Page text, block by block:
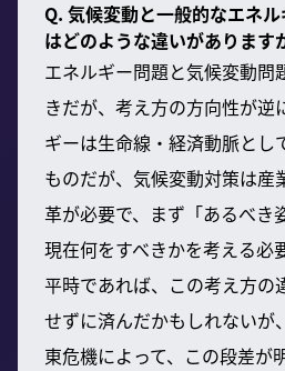
Q. 気候変動と一般的なエネ
はどのような違いがあります
エネルギー問題と気候変動問
きだが、考え方の方向性が逆
ギーは生命線・経済動脈とし
ものだが、気候変動対策は産
革が必要で、まず「あるべき
現在何をすべきかを考える必
平時であれば、この考え方の
せずに済んだかもしれないが
東危機によって、この段差が